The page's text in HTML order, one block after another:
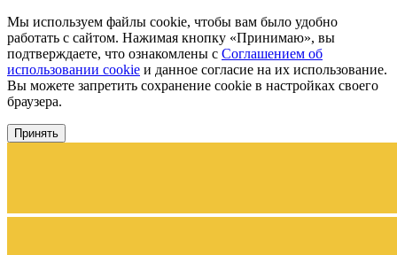
Мы используем файлы cookie, чтобы вам было удобно
работать с сайтом. Нажимая кнопку «Принимаю», вы
подтверждаете, что ознакомлены с Соглашением об
использовании cookie и данное согласие на их использование.
Вы можете запретить сохранение cookie в настройках своего
браузера.
Принять